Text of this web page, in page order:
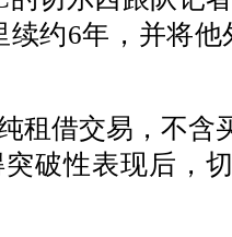
续约6年，并将
租借交易，不含
破性表现后，